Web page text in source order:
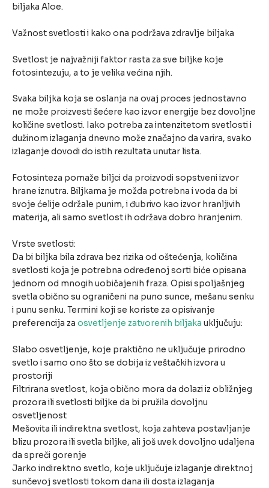
biljaka Aloe.
Važnost svetlosti i kako ona podržava zdravlje biljaka
Svetlost je najvažniji faktor rasta za sve biljke koje
fotosintezuju, a to je velika većina njih.
Svaka biljka koja se oslanja na ovaj proces jednostavno
ne može proizvesti šećere kao izvor energije bez dovoljne
količine svetlosti. Iako potreba za intenzitetom svetlosti i
dužinom izlaganja dnevno može značajno da varira, svako
izlaganje dovodi do istih rezultata unutar lista.
Fotosinteza pomaže biljci da proizvodi sopstveni izvor
hrane iznutra. Biljkama je možda potrebna i voda da bi
svoje ćelije održale punim, i đubrivo kao izvor hranljivih
materija, ali samo svetlost ih održava dobro hranjenim.
Vrste svetlosti:
Da bi biljka bila zdrava bez rizika od oštećenja, količina
svetlosti koja je potrebna određenoj sorti biće opisana
jednom od mnogih uobičajenih fraza. Opisi spoljašnjeg
svetla obično su ograničeni na puno sunce, mešanu senku
i punu senku. Termini koji se koriste za opisivanje
preferencija za osvetljenje zatvorenih biljaka uključuju:
Slabo osvetljenje, koje praktično ne uključuje prirodno
svetlo i samo ono što se dobija iz veštačkih izvora u
prostoriji
Filtrirana svetlost, koja obično mora da dolazi iz obližnjeg
prozora ili svetlosti biljke da bi pružila dovoljnu
osvetljenost
Mešovita ili indirektna svetlost, koja zahteva postavljanje
blizu prozora ili svetla biljke, ali još uvek dovoljno udaljena
da spreči gorenje
Jarko indirektno svetlo, koje uključuje izlaganje direktnoj
sunčevoj svetlosti tokom dana ili dosta izlaganja